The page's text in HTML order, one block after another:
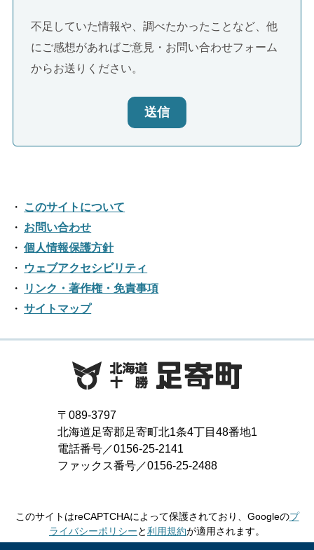
不足していた情報や、調べたかったことなど、他
にご感想があればご意見・お問い合わせフォーム
からお送りください。
送信
このサイトについて
お問い合わせ
個人情報保護方針
ウェブアクセシビリティ
リンク・著作権・免責事項
サイトマップ
〒089-3797
北海道足寄郡足寄町北1条4丁目48番地1
電話番号／0156-25-2141
ファックス番号／0156-25-2488
このサイトはreCAPTCHAによって保護されており、Googleのプ
ライバシーポリシーと利用規約が適用されます。